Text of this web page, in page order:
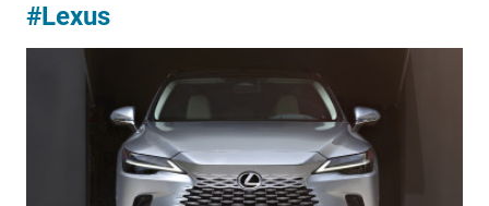
#Lexus